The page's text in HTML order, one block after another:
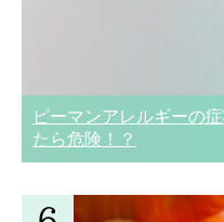
ピーマンアレルギーの
たら危険！？